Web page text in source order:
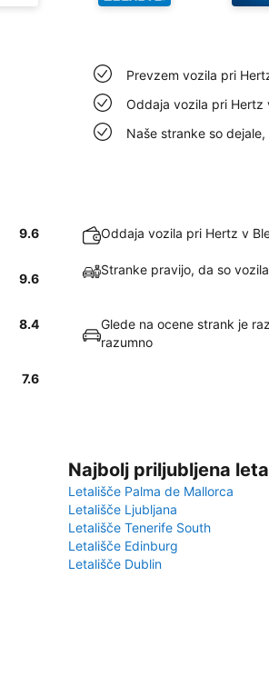
Prevzem vozila pri
Oddaja vozila pri Hertz
Naše stranke so
9.6 Oddaja vozila pri Hertz v
9.6
Stranke pravijo, da so
8.4
Glede na ocene strank je
razumno
7.6
Najbolj priljubljena
Letališče Palma de Mallorca
Letališče Ljubljana
Letališče Tenerife South
Letališče Edinburg
Letališče Dublin